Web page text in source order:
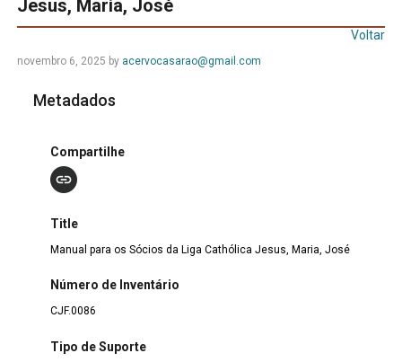
Jesus, Maria, José
Voltar
novembro 6, 2025 by acervocasarao@gmail.com
Metadados
Compartilhe
Title
Manual para os Sócios da Liga Cathólica Jesus, Maria, José
Número de Inventário
CJF.0086
Tipo de Suporte